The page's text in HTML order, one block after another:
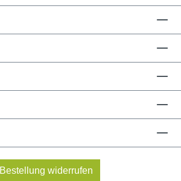
Bestellung widerrufen